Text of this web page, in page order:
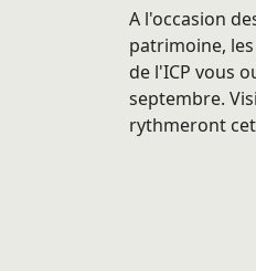
A l'occasion
patrimoine,
de l'ICP vous
septembre.
rythmeront